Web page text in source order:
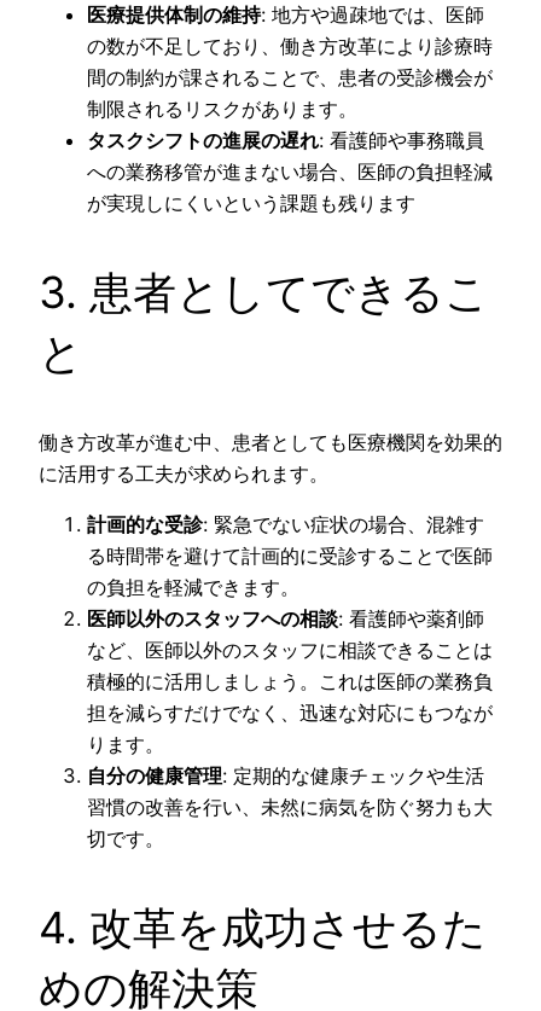
医療提供体制の維持: 地方や過疎地では、医師
の数が不足しており、働き方改革により診療時
間の制約が課されることで、患者の受診機会が
制限されるリスクがあります。
タスクシフトの進展の遅れ: 看護師や事務職員
への業務移管が進まない場合、医師の負担軽減
が実現しにくいという課題も残ります
3. 患者としてできるこ
と
働き方改革が進む中、患者としても医療機関を効果的
に活用する工夫が求められます。
計画的な受診: 緊急でない症状の場合、混雑す
る時間帯を避けて計画的に受診することで医師
の負担を軽減できます。
医師以外のスタッフへの相談: 看護師や薬剤師
など、医師以外のスタッフに相談できることは
積極的に活用しましょう。これは医師の業務負
担を減らすだけでなく、迅速な対応にもつなが
ります。
自分の健康管理: 定期的な健康チェックや生活
習慣の改善を行い、未然に病気を防ぐ努力も大
切です。
4. 改革を成功させるた
めの解決策